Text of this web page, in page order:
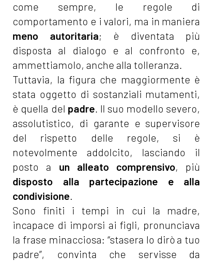
come sempre, le regole di
comportamento e i valori, ma in maniera
meno autoritaria; è diventata più
disposta al dialogo e al confronto e,
ammettiamolo, anche alla tolleranza.
Tuttavia, la figura che maggiormente è
stata oggetto di sostanziali mutamenti,
è quella del padre. Il suo modello severo,
assolutistico, di garante e supervisore
del rispetto delle regole, si è
notevolmente addolcito, lasciando il
posto a un alleato comprensivo, più
disposto alla partecipazione e alla
condivisione.
Sono finiti i tempi in cui la madre,
incapace di imporsi ai figli, pronunciava
la frase minacciosa: “stasera lo dirò a tuo
padre”, convinta che servisse da